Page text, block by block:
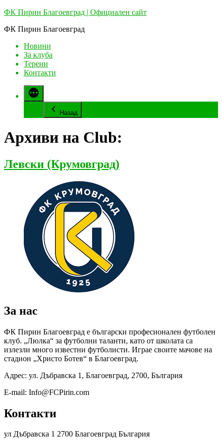
Напред
съдържанието
ФК Пирин Благоевград | Официален сайт
ФК Пирин Благоевград
Новини
За клуба
Терени
Контакти
Назад
Архиви на Club:
Левски (Крумовград)
За нас
ФК Пирин Благоевград е български професионален футболен
клуб. „Люлка“ за футболни таланти, като от школата са
излезли много известни футболисти. Играе своите мачове на
стадион „Христо Ботев“ в Благоевград.
Адрес: ул. Дъбравска 1, Благоевград, 2700, България
E-mail: Info@FCPirin.com
Контакти
ул Дъбравска 1 2700 Благоевград България